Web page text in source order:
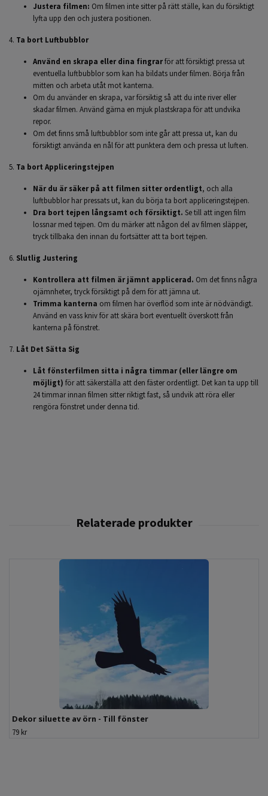
Justera filmen: Om filmen inte sitter på rätt ställe, kan du försiktigt
lyfta upp den och justera positionen.
4. Ta bort Luftbubblor
Använd en skrapa eller dina fingrarför att försiktigt pressa ut
eventuella luftbubblor som kan ha bildats under filmen. Börja från
mitten och arbeta utåt mot kanterna.
Om du använder en skrapa, var försiktig så att du inte river eller
skadar filmen. Använd gärna en mjuk plastskrapa för att undvika
repor.
Om det finns små luftbubblor som inte går att pressa ut, kan du
försiktigt använda en nål för att punktera dem och pressa ut luften.
5. Ta bort Appliceringstejpen
När du är säker på att filmen sitter ordentligt, och alla
luftbubblor har pressats ut, kan du börja ta bort appliceringstejpen.
Dra bort tejpen långsamt och försiktigt. Se till att ingen film
lossnar med tejpen. Om du märker att någon del av filmen släpper,
tryck tillbaka den innan du fortsätter att ta bort tejpen.
6. Slutlig Justering
Kontrollera att filmen är jämnt applicerad. Om det finns några
ojämnheter, tryck försiktigt på dem för att jämna ut.
Trimma kanterna om filmen har överflöd som inte är nödvändigt.
Använd en vass kniv för att skära bort eventuellt överskott från
kanterna på fönstret.
7. Låt Det Sätta Sig
Låt fönsterfilmen sitta i några timmar (eller längre om
möjligt) för att säkerställa att den fäster ordentligt. Det kan ta upp till
24 timmar innan filmen sitter riktigt fast, så undvik att röra eller
rengöra fönstret under denna tid.
Dekor siluette av örn - Till fönster
79 kr